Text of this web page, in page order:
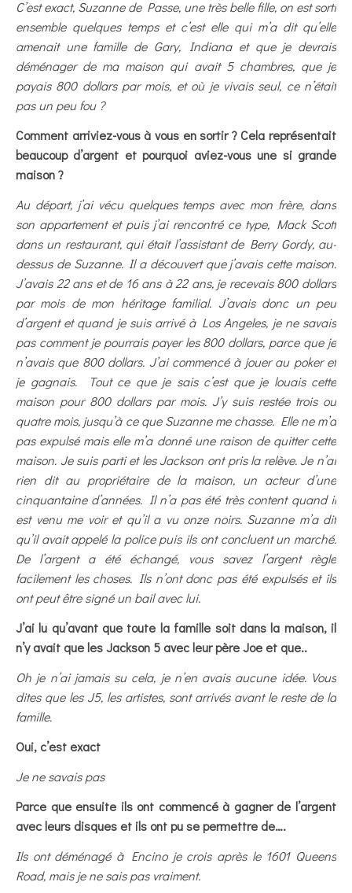
C’est exact, Suzanne de Passe, une très belle fille, on est sorti
ensemble quelques temps et c’est elle qui m’a dit qu’elle
amenait une famille de Gary, Indiana et que je devrais
déménager de ma maison qui avait 5 chambres, que je
payais 800 dollars par mois, et où je vivais seul, ce n’était
pas un peu fou ?
Comment arriviez-vous à vous en sortir ? Cela représentait
beaucoup d’argent et pourquoi aviez-vous une si grande
maison ?
Au départ, j’ai vécu quelques temps avec mon frère, dans
son appartement et puis j’ai rencontré ce type, Mack Scott
dans un restaurant, qui était l’assistant de Berry Gordy, au-
dessus de Suzanne. Il a découvert que j’avais cette maison.
J’avais 22 ans et de 16 ans à 22 ans, je recevais 800 dollars
par mois de mon héritage familial. J’avais donc un peu
d’argent et quand je suis arrivé à Los Angeles, je ne savais
pas comment je pourrais payer les 800 dollars, parce que je
n’avais que 800 dollars. J’ai commencé à jouer au poker et
je gagnais. Tout ce que je sais c’est que je louais cette
maison pour 800 dollars par mois. J’y suis restée trois ou
quatre mois, jusqu’à ce que Suzanne me chasse. Elle ne m’a
pas expulsé mais elle m’a donné une raison de quitter cette
maison. Je suis parti et les Jackson ont pris la relève. Je n’ai
rien dit au propriétaire de la maison, un acteur d’une
cinquantaine d’années. Il n’a pas été très content quand il
est venu me voir et qu’il a vu onze noirs. Suzanne m’a dit
qu’il avait appelé la police puis ils ont concluent un marché.
De l’argent a été échangé, vous savez l’argent règle
facilement les choses. Ils n’ont donc pas été expulsés et ils
ont peut être signé un bail avec lui.
J’ai lu qu’avant que toute la famille soit dans la maison, il
n’y avait que les Jackson 5 avec leur père Joe et que..
Oh je n’ai jamais su cela, je n’en avais aucune idée. Vous
dites que les J5, les artistes, sont arrivés avant le reste de la
famille.
Oui, c’est exact
Je ne savais pas
Parce que ensuite ils ont commencé à gagner de l’argent
avec leurs disques et ils ont pu se permettre de….
Ils ont déménagé à Encino je crois après le 1601 Queens
Road, mais je ne sais pas vraiment.